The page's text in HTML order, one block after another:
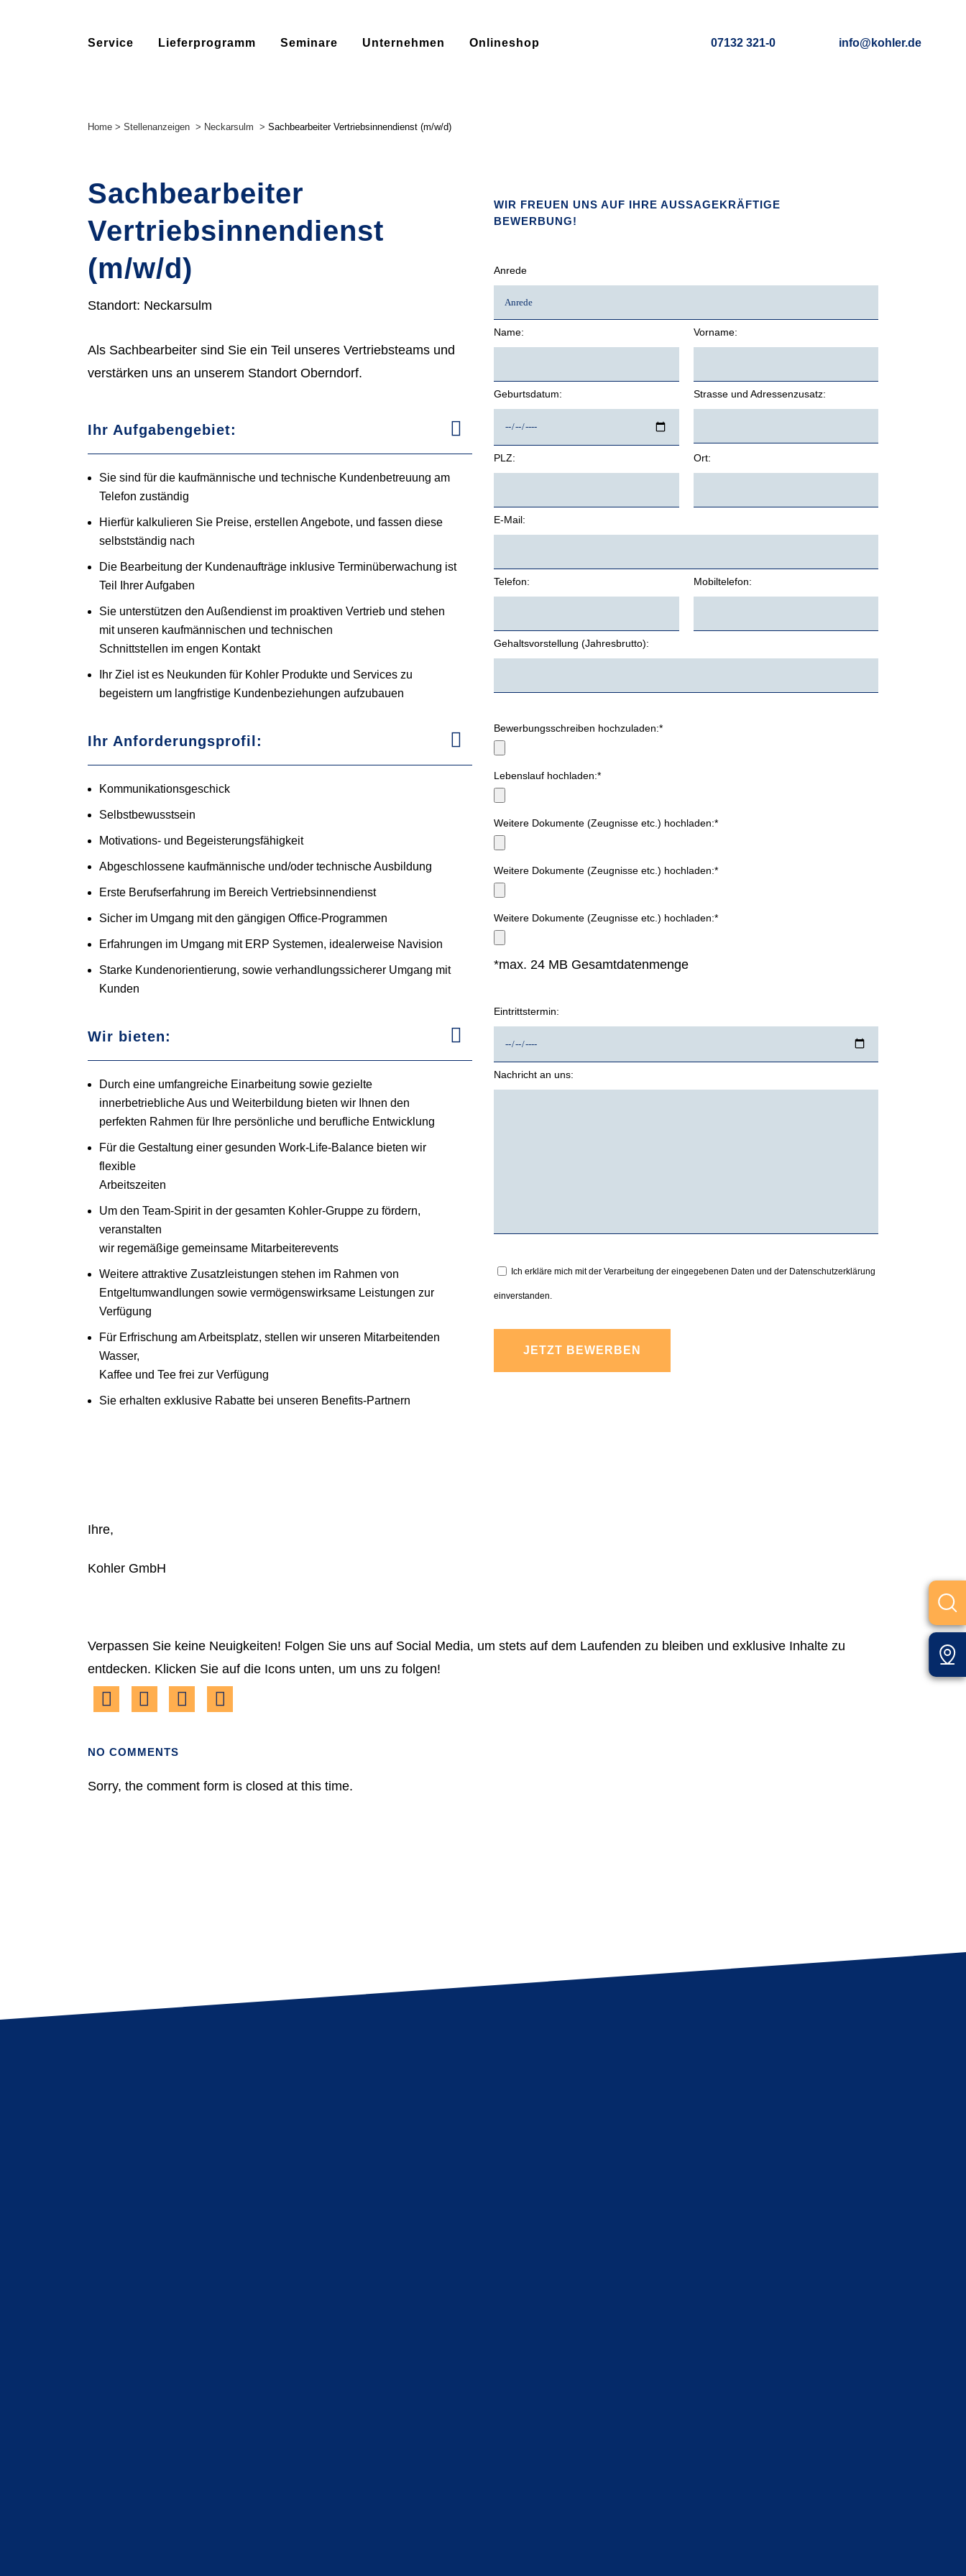
07132 321-0 info@kohler.de
Service Lieferprogramm Seminare Unternehmen Onlineshop
Home > Stellenanzeigen > Neckarsulm > Sachbearbeiter Vertriebsinnendienst (m/w/d)
Sachbearbeiter
Vertriebsinnendienst
(m/w/d)
Standort: Neckarsulm
Als Sachbearbeiter sind Sie ein Teil unseres Vertriebsteams und
verstärken uns an unserem Standort Oberndorf.
Ihr Aufgabengebiet:
Sie sind für die kaufmännische und technische Kundenbetreuung am
Telefon zuständig
Hierfür kalkulieren Sie Preise, erstellen Angebote, und fassen diese
selbstständig nach
Die Bearbeitung der Kundenaufträge inklusive Terminüberwachung ist
Teil Ihrer Aufgaben
Sie unterstützen den Außendienst im proaktiven Vertrieb und stehen
mit unseren kaufmännischen und technischen
Schnittstellen im engen Kontakt
Ihr Ziel ist es Neukunden für Kohler Produkte und Services zu
begeistern um langfristige Kundenbeziehungen aufzubauen
Ihr Anforderungsprofil:
Kommunikationsgeschick
Selbstbewusstsein
Motivations- und Begeisterungsfähigkeit
Abgeschlossene kaufmännische und/oder technische Ausbildung
Erste Berufserfahrung im Bereich Vertriebsinnendienst
Sicher im Umgang mit den gängigen Office-Programmen
Erfahrungen im Umgang mit ERP Systemen, idealerweise Navision
Starke Kundenorientierung, sowie verhandlungssicherer Umgang mit
Kunden
Wir bieten:
Durch eine umfangreiche Einarbeitung sowie gezielte
innerbetriebliche Aus und Weiterbildung bieten wir Ihnen den
perfekten Rahmen für Ihre persönliche und berufliche Entwicklung
Für die Gestaltung einer gesunden Work-Life-Balance bieten wir
flexible
Arbeitszeiten
Um den Team-Spirit in der gesamten Kohler-Gruppe zu fördern,
veranstalten
wir regemäßige gemeinsame Mitarbeiterevents
Weitere attraktive Zusatzleistungen stehen im Rahmen von
Entgeltumwandlungen sowie vermögenswirksame Leistungen zur
Verfügung
Für Erfrischung am Arbeitsplatz, stellen wir unseren Mitarbeitenden
Wasser,
Kaffee und Tee frei zur Verfügung
Sie erhalten exklusive Rabatte bei unseren Benefits-Partnern
WIR FREUEN UNS AUF IHRE AUSSAGEKRÄFTIGE
BEWERBUNG!
Anrede
Name: Vorname:
Geburtsdatum: Strasse und Adressenzusatz:
PLZ: Ort:
E-Mail:
Telefon: Mobiltelefon:
Gehaltsvorstellung (Jahresbrutto):
Bewerbungsschreiben hochzuladen:*
Lebenslauf hochladen:*
Weitere Dokumente (Zeugnisse etc.) hochladen:*
Weitere Dokumente (Zeugnisse etc.) hochladen:*
Weitere Dokumente (Zeugnisse etc.) hochladen:*
*max. 24 MB Gesamtdatenmenge
Eintrittstermin:
Nachricht an uns:
lasse
dieses
Ich erkläre mich mit der Verarbeitung der eingegebenen Daten und der Datenschutzerklärung
einverstanden.
Ihre,
Kohler GmbH
Verpassen Sie keine Neuigkeiten! Folgen Sie uns auf Social Media, um stets auf dem Laufenden zu bleiben und exklusive Inhalte zu
entdecken. Klicken Sie auf die Icons unten, um uns zu folgen!
NO COMMENTS
Sorry, the comment form is closed at this time.